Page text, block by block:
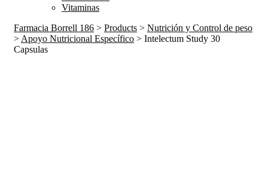
Vitaminas
Farmacia Borrell 186 > Products > Nutrición y Control de peso
> Apoyo Nutricional Específico > Intelectum Study 30
Capsulas